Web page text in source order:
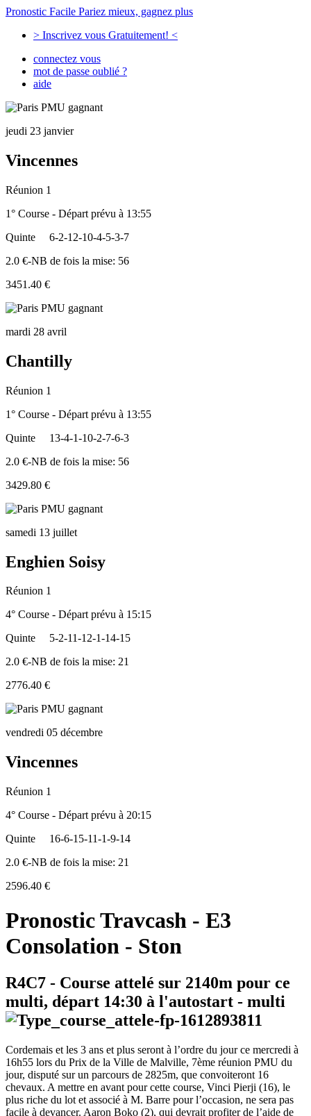
Pronostic Facile Pariez mieux, gagnez plus
> Inscrivez vous Gratuitement! <
connectez vous
mot de passe oublié ?
aide
jeudi 23 janvier
Vincennes
Réunion 1
1° Course - Départ prévu à 13:55
Quinte
6-2-12-10-4-5-3-7
2.0 €-NB de fois la mise: 56
3451.40 €
mardi 28 avril
Chantilly
Réunion 1
1° Course - Départ prévu à 13:55
Quinte
13-4-1-10-2-7-6-3
2.0 €-NB de fois la mise: 56
3429.80 €
samedi 13 juillet
Enghien Soisy
Réunion 1
4° Course - Départ prévu à 15:15
Quinte
5-2-11-12-1-14-15
2.0 €-NB de fois la mise: 21
2776.40 €
vendredi 05 décembre
Vincennes
Réunion 1
4° Course - Départ prévu à 20:15
Quinte
16-6-15-11-1-9-14
2.0 €-NB de fois la mise: 21
2596.40 €
Pronostic Travcash - E3
Consolation - Ston
R4C7 - Course attelé sur 2140m pour ce
multi, départ 14:30 à l'autostart - multi
Cordemais et les 3 ans et plus seront à l’ordre du jour ce mercredi à
16h55 lors du Prix de la Ville de Malville, 7ème réunion PMU du
jour, disputé sur un parcours de 2825m, que convoiteront 16
chevaux. A mettre en avant pour cette course, Vinci Pierji (16), le
plus riche du lot et associé à M. Barre pour l’occasion, ne sera pas
facile à devancer. Aaron Boko (2), qui devrait profiter de l’aide de